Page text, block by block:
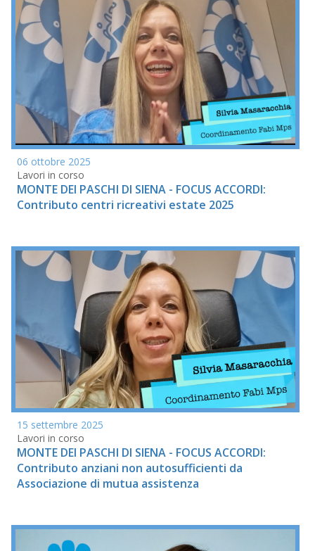
06 ottobre 2025
Lavori in corso
MONTE DEI PASCHI DI SIENA - FOCUS ACCORDI:
Contributo centri ricreativi estate 2025
15 settembre 2025
Lavori in corso
MONTE DEI PASCHI DI SIENA - FOCUS ACCORDI:
Contributo anziani non autosufficienti da
Associazione di mutua assistenza